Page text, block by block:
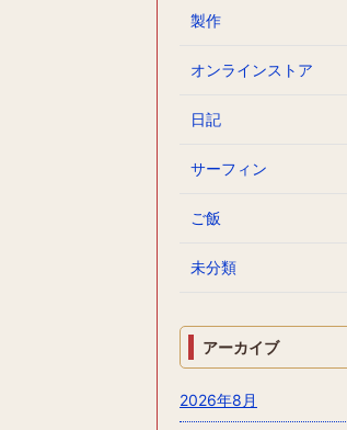
製作
オンラインストア
日記
サーフィン
ご飯
未分類
アーカイブ
2026年8月